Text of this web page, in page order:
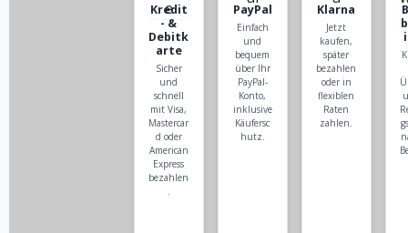
Kredit
- &
Debitk
arte
Sicher
und
schnell
mit Visa,
Mastercar
d oder
American
Express
bezahlen
.
PayPal
Einfach
und
bequem
über Ihr
PayPal-
Konto,
inklusive
Käufersc
hutz.
Klarna
Jetzt
kaufen,
später
bezahlen
oder in
flexiblen
Raten
zahlen.